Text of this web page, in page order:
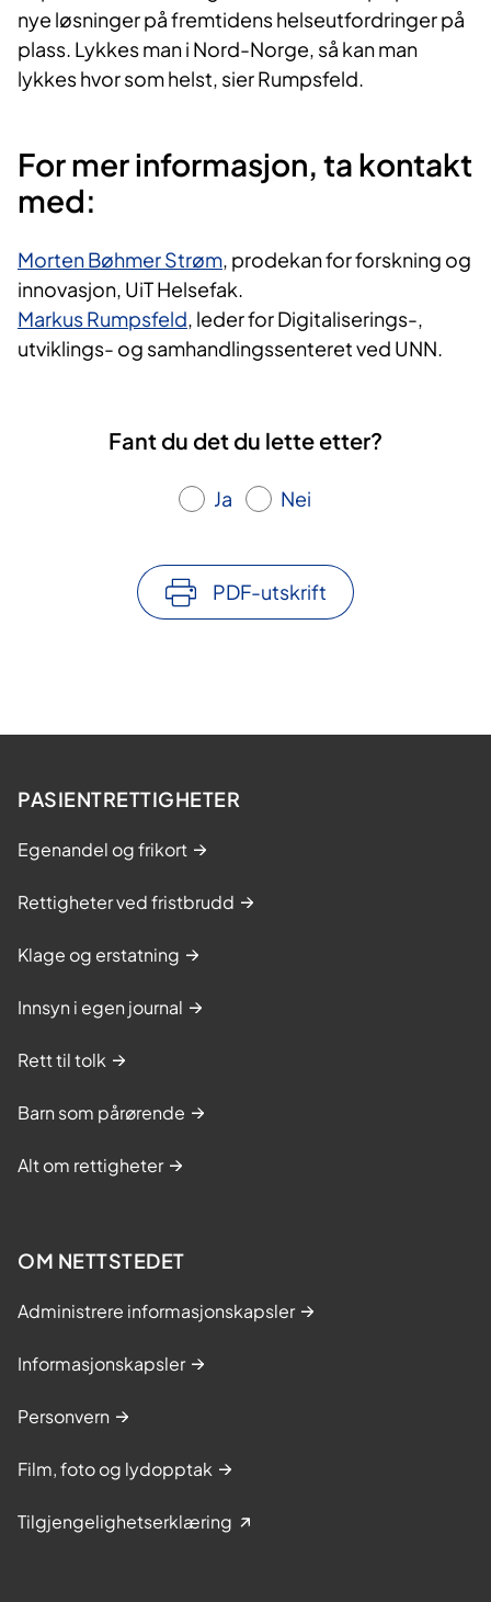
nye løsninger på fremtidens helseutfordringer på
plass. Lykkes man i Nord-Norge, så kan man
lykkes hvor som helst, sier Rumpsfeld.
For mer informasjon, ta kontakt
med:
Morten Bøhmer Strøm, prodekan for forskning og
innovasjon, UiT Helsefak.
Markus Rumpsfeld, leder for Digitaliserings-,
utviklings- og samhandlingssenteret ved UNN.
Fant du det du lette etter?
Ja Nei
PDF-utskrift
PASIENTRETTIGHETER
Egenandel og frikort
Rettigheter ved fristbrudd
Klage og erstatning
Innsyn i egen journal
Rett til tolk
Barn som pårørende
Alt om rettigheter
OM NETTSTEDET
Administrere informasjonskapsler
Informasjonskapsler
Personvern
Film, foto og lydopptak
Tilgjengelighetserklæring